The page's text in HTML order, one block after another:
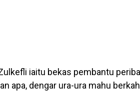
iaitu bekas pembantu
apa, dengar ura-ura mahu